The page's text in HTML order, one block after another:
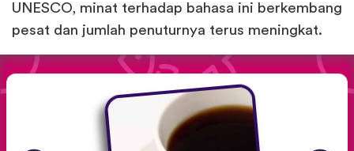
UNESCO, minat terhadap bahasa ini berkembang
pesat dan jumlah penuturnya terus meningkat.